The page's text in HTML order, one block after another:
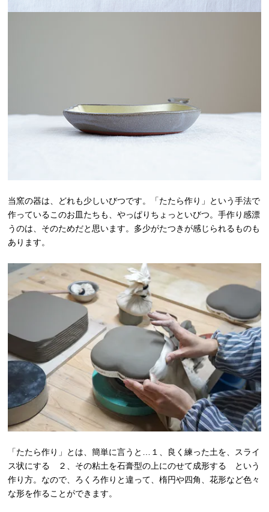
当窯の器は、どれも少しいびつです。「たたら作り」という手法で
作っているこのお皿たちも、やっぱりちょっといびつ。手作り感漂
うのは、そのためだと思います。多少がたつきが感じられるものも
あります。
「たたら作り」とは、簡単に言うと…１、良く練った土を、スライ
ス状にする ２、その粘土を石膏型の上にのせて成形する という
作り方。なので、ろくろ作りと違って、楕円や四角、花形など色々
な形を作ることができます。